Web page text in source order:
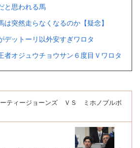
と思われる馬
は突然走らなくなるのか【疑念】
デットーリ以外安すぎワロタ
者オジュウチョウサン６度目Ｖワロタ
ーティージョーンズ ＶＳ ミホノブルボ